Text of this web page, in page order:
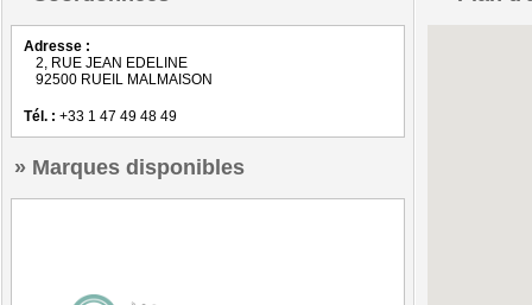
Adresse :
2, RUE JEAN EDELINE
92500 RUEIL MALMAISON
Tél. : +33 1 47 49 48 49
Marques disponibles